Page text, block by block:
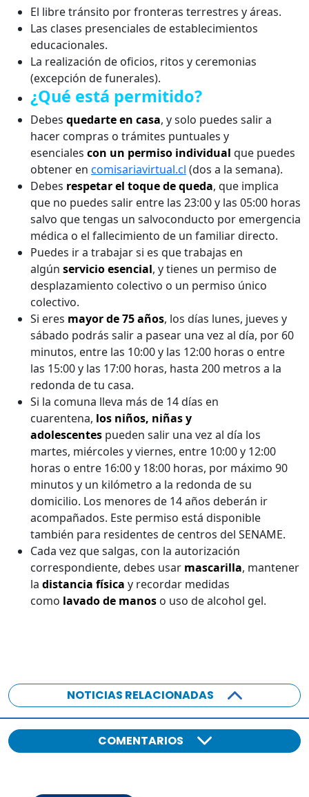
El libre tránsito por fronteras terrestres y áreas.
Las clases presenciales de establecimientos
educacionales.
La realización de oficios, ritos y ceremonias
(excepción de funerales).
¿Qué está permitido?
Debes quedarte en casa, y solo puedes salir a
hacer compras o trámites puntuales y
esenciales con un permiso individual que puedes
obtener en comisariavirtual.cl (dos a la semana).
Debes respetar el toque de queda, que implica
que no puedes salir entre las 23:00 y las 05:00 horas
salvo que tengas un salvoconducto por emergencia
médica o el fallecimiento de un familiar directo.
Puedes ir a trabajar si es que trabajas en
algún servicio esencial, y tienes un permiso de
desplazamiento colectivo o un permiso único
colectivo.
Si eres mayor de 75 años, los días lunes, jueves y
sábado podrás salir a pasear una vez al día, por 60
minutos, entre las 10:00 y las 12:00 horas o entre
las 15:00 y las 17:00 horas, hasta 200 metros a la
redonda de tu casa.
Si la comuna lleva más de 14 días en
cuarentena, los niños, niñas y
adolescentes pueden salir una vez al día los
martes, miércoles y viernes, entre 10:00 y 12:00
horas o entre 16:00 y 18:00 horas, por máximo 90
minutos y un kilómetro a la redonda de su
domicilio. Los menores de 14 años deberán ir
acompañados. Este permiso está disponible
también para residentes de centros del SENAME.
Cada vez que salgas, con la autorización
correspondiente, debes usar mascarilla, mantener
la distancia física y recordar medidas
como lavado de manos o uso de alcohol gel.
NOTICIAS RELACIONADAS
COMENTARIOS